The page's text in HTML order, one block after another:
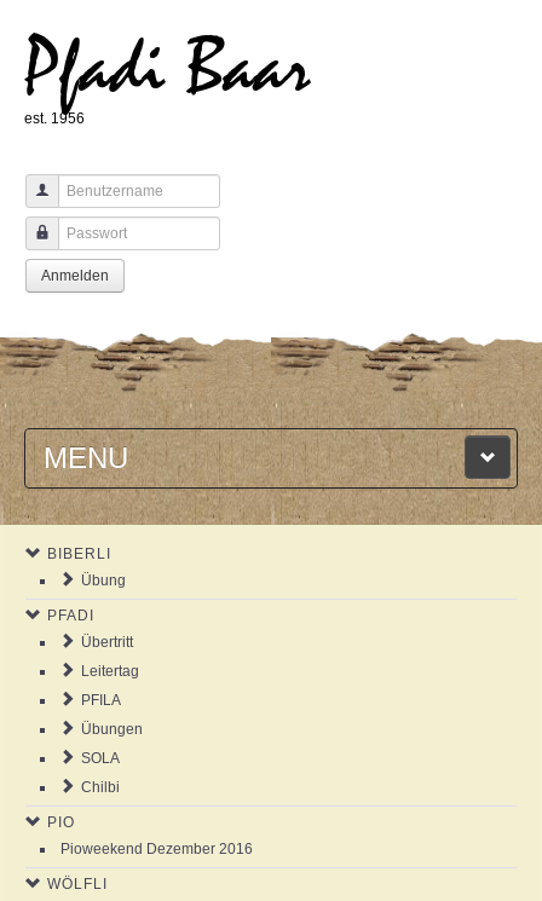
Pfadi Baar
est. 1956
Benutzername
Passwort
Anmelden
MENU
HOME
NEWS
AGENDA
ABOUT US
ANSCHLAG
GALLERY
BIBERLI
Übung
PFADI
Übertritt
Leitertag
PFILA
Übungen
SOLA
Chilbi
PIO
Pioweekend Dezember 2016
WÖLFLI